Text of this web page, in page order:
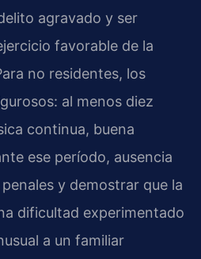
agravado y ser
favorable de la
no residentes, los
al menos diez
continua, buena
ese período, ausencia
y demostrar que la
dificultad experimentado
a un familiar